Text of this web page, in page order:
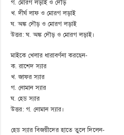
গ. মোরগ লড়াই ও দৌড়
খ. দীর্ঘ লাফ ও মোরগ লড়াই
ঘ. অঙ্ক দৌড় ও মোরগ লড়াই
উত্তর: ঘ. অঙ্ক দৌড় ও মোরগ লড়াই।
মাইকে খেলার ধারাবর্ণনা করছেন-
ক. রাশেদ স্যার
খ. জাফর স্যার
গ. নোমান স্যার
ঘ. হেড স্যার
উত্তর: গ. নোমান স্যার।
হেড স্যার বিজয়ীদের হাতে তুলে দিলেন-